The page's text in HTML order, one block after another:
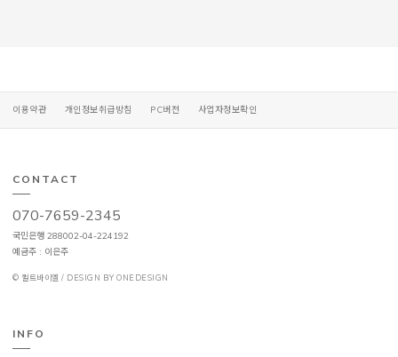
이용약관 개인정보취급방침 PC버전 사업자정보확인
CONTACT
070-7659-2345
국민은행 288002-04-224192
예금주 : 이은주
© 퀼트바이엘 / DESIGN BY ONEDESIGN
INFO